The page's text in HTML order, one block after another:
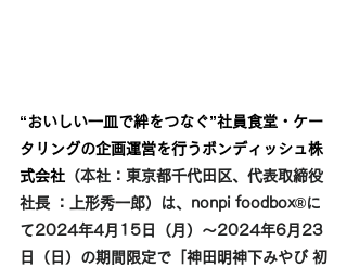
“おいしい一皿で絆をつなぐ”社員食堂・ケー
タリングの企画運営を行うボンディッシュ株
式会社 （本社：東京都千代田区、代表取締役
社長 ：上形秀一郎）は、nonpi foodbox®に
て2024年4月15日（月）～2024年6月23
日（日）の期間限定で「神田明神下みやび 初